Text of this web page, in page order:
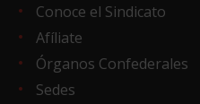
Conoce el Sindicato
Afíliate
Órganos Confederales
Sedes